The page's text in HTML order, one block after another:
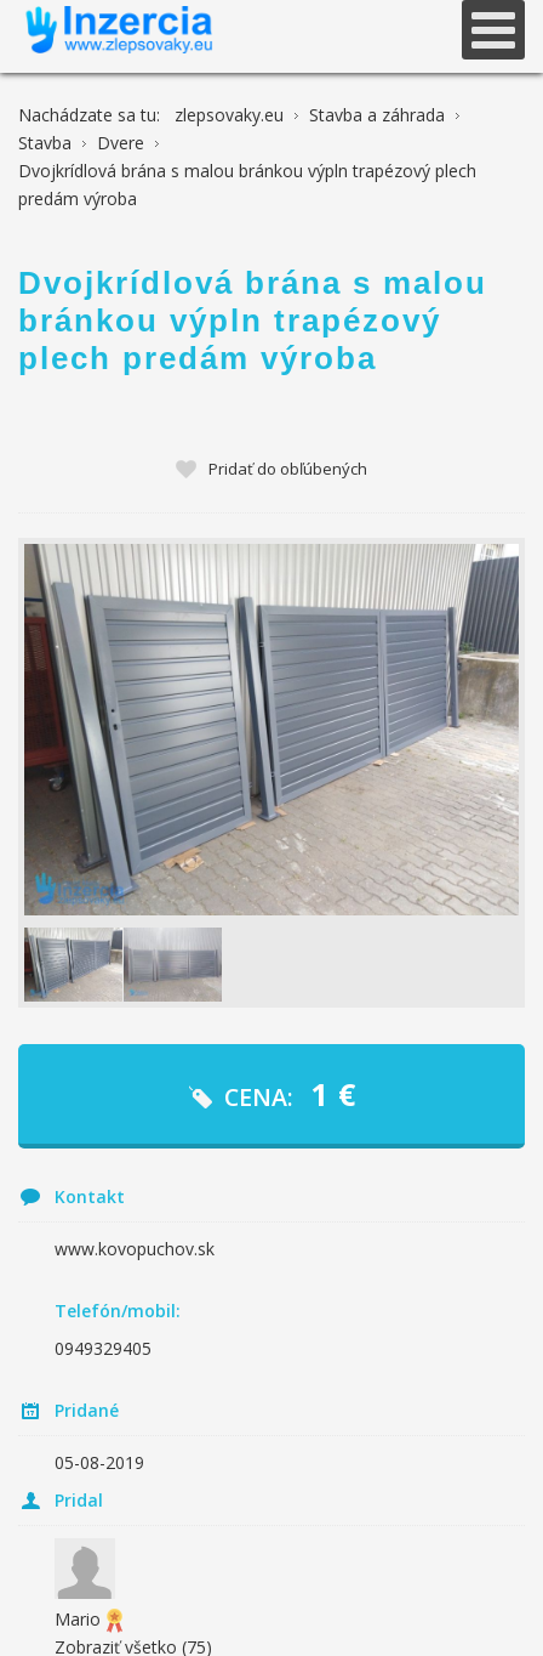
Nachádzate sa tu: zlepsovaky.eu
Stavba a záhrada
Stavba
Dvere
Dvojkrídlová brána s malou bránkou výpln trapézový plech
predám výroba
Dvojkrídlová brána s malou
bránkou výpln trapézový
plech predám výroba
Pridať do obľúbených
CENA: 1 €
Kontakt
www.kovopuchov.sk
Telefón/mobil:
0949329405
Pridané
05-08-2019
Pridal
Mario
Zobraziť všetko (75)